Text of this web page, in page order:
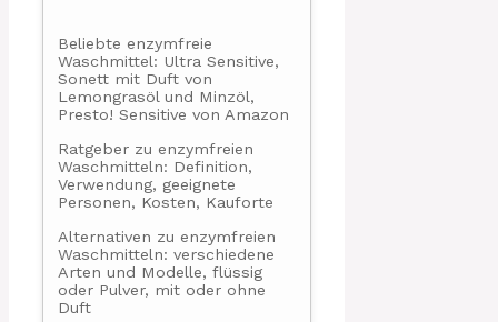
Beliebte enzymfreie
Waschmittel: Ultra Sensitive,
Sonett mit Duft von
Lemongrasöl und Minzöl,
Presto! Sensitive von Amazon
Ratgeber zu enzymfreien
Waschmitteln: Definition,
Verwendung, geeignete
Personen, Kosten, Kauforte
Alternativen zu enzymfreien
Waschmitteln: verschiedene
Arten und Modelle, flüssig
oder Pulver, mit oder ohne
Duft